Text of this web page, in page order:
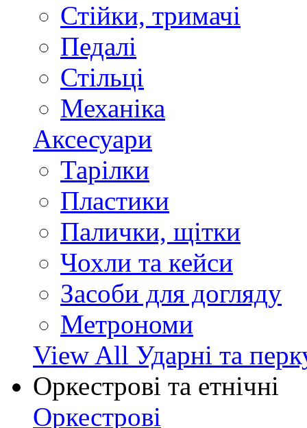
Стійки, тримачі
Педалі
Стільці
Механіка
Аксесуари
Тарілки
Пластики
Палички, щітки
Чохли та кейси
Засоби для догляду
Метрономи
View All Ударні та
Оркестрові та етнічні
Оркестрові